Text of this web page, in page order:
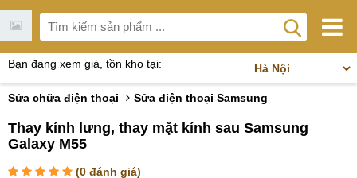
Bạn đang xem giá, tồn kho tại:
Sửa chữa điện thoại Sửa điện thoại Samsung
Thay kính lưng, thay mặt kính sau Samsung
Galaxy M55
(0 đánh giá)